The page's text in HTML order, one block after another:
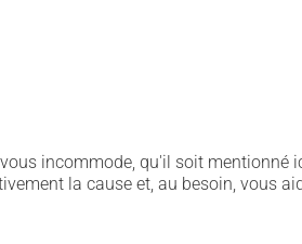
incommode, qu'il soit mentionné
la cause et, au besoin, vous